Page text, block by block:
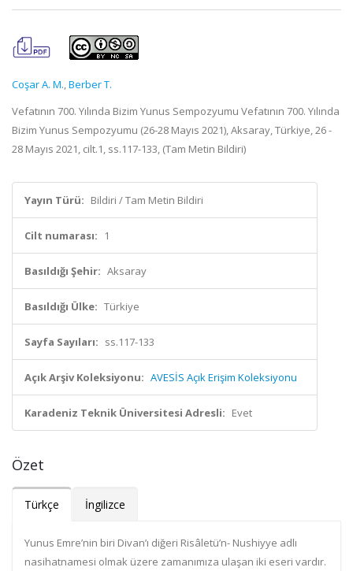
Coşar A. M.,Berber T.
Vefatının 700. Yılında Bizim Yunus Sempozyumu Vefatının 700. Yılında
Bizim Yunus Sempozyumu (26-28 Mayıs 2021), Aksaray, Türkiye, 26 -
28 Mayıs 2021, cilt.1, ss.117-133, (Tam Metin Bildiri)
Yayın Türü: Bildiri / Tam Metin Bildiri
Cilt numarası: 1
Basıldığı Şehir: Aksaray
Basıldığı Ülke: Türkiye
Sayfa Sayıları: ss.117-133
Açık Arşiv Koleksiyonu: AVESİS Açık Erişim Koleksiyonu
Karadeniz Teknik Üniversitesi Adresli: Evet
Özet
Türkçe İngilizce
Yunus Emre’nin biri Divan’ı diğeri Risâletü’n- Nushiyye adlı
nasihatnamesi olmak üzere zamanımıza ulaşan iki eseri vardır.